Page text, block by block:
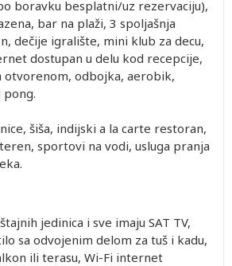
boravku besplatni/uz rezervaciju),
bar na plaži, 3 spoljašnja
dečije igralište, mini klub za decu,
dostupan u delu kod recepcije,
otvorenom, odbojka, aerobik,
šiša, indijski a la carte restoran,
sportovi na vodi, usluga pranja
jedinica i sve imaju SAT TV,
sa odvojenim delom za tuš i kadu,
ili terasu, Wi-Fi internet